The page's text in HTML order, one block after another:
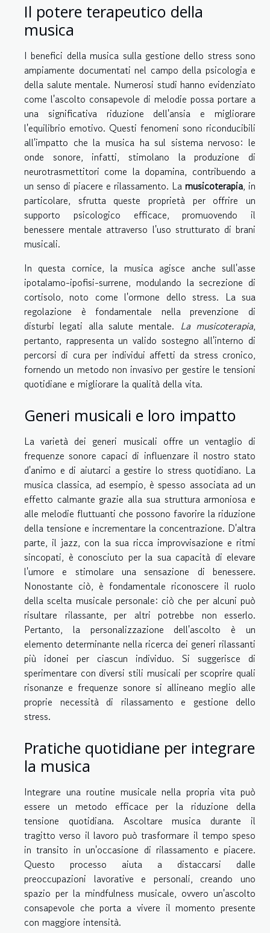
Il potere terapeutico della
musica
I benefici della musica sulla gestione dello stress sono
ampiamente documentati nel campo della psicologia e
della salute mentale. Numerosi studi hanno evidenziato
come l'ascolto consapevole di melodie possa portare a
una significativa riduzione dell'ansia e migliorare
l'equilibrio emotivo. Questi fenomeni sono riconducibili
all'impatto che la musica ha sul sistema nervoso: le
onde sonore, infatti, stimolano la produzione di
neurotrasmettitori come la dopamina, contribuendo a
un senso di piacere e rilassamento. La musicoterapia, in
particolare, sfrutta queste proprietà per offrire un
supporto psicologico efficace, promuovendo il
benessere mentale attraverso l'uso strutturato di brani
musicali.
In questa cornice, la musica agisce anche sull'asse
ipotalamo-ipofisi-surrene, modulando la secrezione di
cortisolo, noto come l'ormone dello stress. La sua
regolazione è fondamentale nella prevenzione di
disturbi legati alla salute mentale. La musicoterapia,
pertanto, rappresenta un valido sostegno all'interno di
percorsi di cura per individui affetti da stress cronico,
fornendo un metodo non invasivo per gestire le tensioni
quotidiane e migliorare la qualità della vita.
Generi musicali e loro impatto
La varietà dei generi musicali offre un ventaglio di
frequenze sonore capaci di influenzare il nostro stato
d'animo e di aiutarci a gestire lo stress quotidiano. La
musica classica, ad esempio, è spesso associata ad un
effetto calmante grazie alla sua struttura armoniosa e
alle melodie fluttuanti che possono favorire la riduzione
della tensione e incrementare la concentrazione. D'altra
parte, il jazz, con la sua ricca improvvisazione e ritmi
sincopati, è conosciuto per la sua capacità di elevare
l'umore e stimolare una sensazione di benessere.
Nonostante ciò, è fondamentale riconoscere il ruolo
della scelta musicale personale: ciò che per alcuni può
risultare rilassante, per altri potrebbe non esserlo.
Pertanto, la personalizzazione dell'ascolto è un
elemento determinante nella ricerca dei generi rilassanti
più idonei per ciascun individuo. Si suggerisce di
sperimentare con diversi stili musicali per scoprire quali
risonanze e frequenze sonore si allineano meglio alle
proprie necessità di rilassamento e gestione dello
stress.
Pratiche quotidiane per integrare
la musica
Integrare una routine musicale nella propria vita può
essere un metodo efficace per la riduzione della
tensione quotidiana. Ascoltare musica durante il
tragitto verso il lavoro può trasformare il tempo speso
in transito in un'occasione di rilassamento e piacere.
Questo processo aiuta a distaccarsi dalle
preoccupazioni lavorative e personali, creando uno
spazio per la mindfulness musicale, ovvero un'ascolto
consapevole che porta a vivere il momento presente
con maggiore intensità.